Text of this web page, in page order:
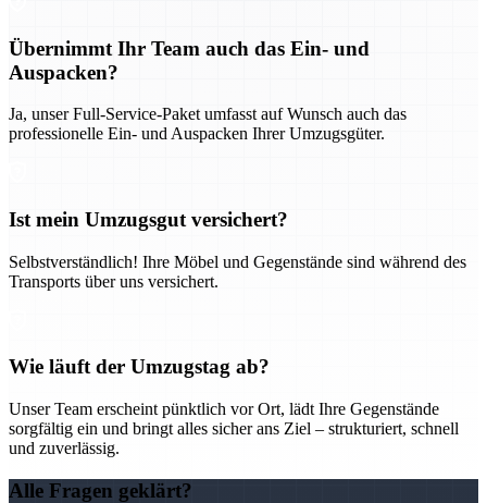
Übernimmt Ihr Team auch das Ein- und
Auspacken?
Ja, unser Full-Service-Paket umfasst auf Wunsch auch das
professionelle Ein- und Auspacken Ihrer Umzugsgüter.
Ist mein Umzugsgut versichert?
Selbstverständlich! Ihre Möbel und Gegenstände sind während des
Transports über uns versichert.
Wie läuft der Umzugstag ab?
Unser Team erscheint pünktlich vor Ort, lädt Ihre Gegenstände
sorgfältig ein und bringt alles sicher ans Ziel – strukturiert, schnell
und zuverlässig.
Alle Fragen geklärt?